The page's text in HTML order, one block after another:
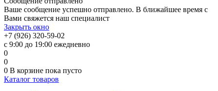
аше сообщение успешно отправлено. В ближайшее время с
ами свяжется наш специалист
Закрыть окно
+7 (926) 320-59-02
с 9:00 до 19:00 ежедневно
0
0
0 корзине пока пусто
Каталог товаро